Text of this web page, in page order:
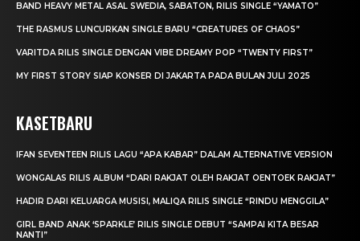
BAND HEAVY METAL ASAL SWEDIA, SABATON, RILIS SINGLE “YAMATO”
THE RASMUS LUNCURKAN SINGLE BARU “CREATURES OF CHAOS”
VARITDA RILIS SINGLE DENGAN VIBE DREAMY POP “TWENTY FIRST”
MY FIRST STORY SIAP KONSER DI JAKARTA PADA BULAN JULI 2025
KASETBARU
IFAN SEVENTEEN RILIS LAGU “APA KABAR” DALAM ALTERNATIVE VERSION
WONGALAS RILIS ALBUM “DARI RAKJAT OLEH RAKJAT OENTOEK RAKJAT”
HADIR DARI KELUARGA MUSISI, MALIQA RILIS SINGLE “RINDU MENGGILA”
GIRL BAND ANAK ‘SPARKLE’ RILIS SINGLE DEBUT “SAMPAI KITA BESAR
NANTI”